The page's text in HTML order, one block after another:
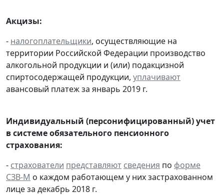
Акцизы:
- налогоплательщики, осуществляющие на
территории Российской Федерации производство
алкогольной продукции и (или) подакцизной
спиртосодержащей продукции, уплачивают
авансовый платеж за январь 2019 г.
Индивидуальный (персонифицированный) учет
в системе обязательного пенсионного
страхования:
- страхователи представляют сведения по форме
СЗВ-М о каждом работающем у них застрахованном
лице за декабрь 2018 г.